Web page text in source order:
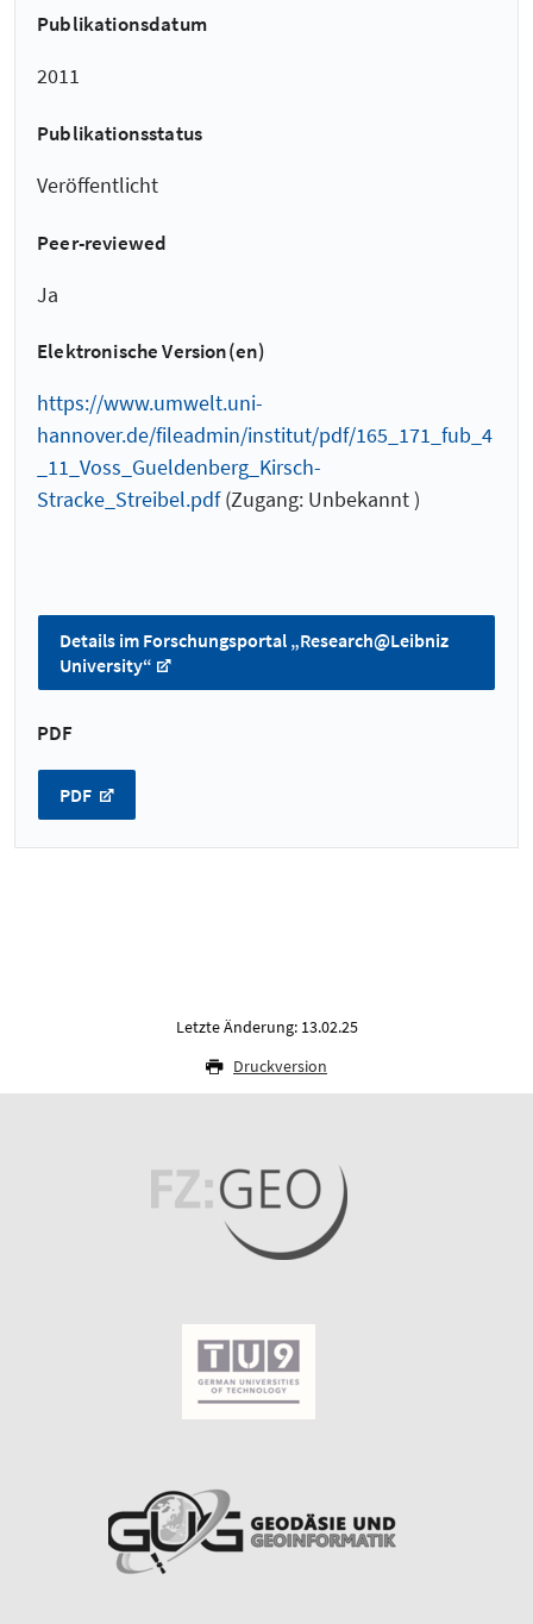
Publikationsdatum
2011
Publikationsstatus
Veröffentlicht
Peer-reviewed
Ja
Elektronische Version(en)
https://www.umwelt.uni-
hannover.de/fileadmin/institut/pdf/165_171_fub_4
_11_Voss_Gueldenberg_Kirsch-
Stracke_Streibel.pdf(Zugang: Unbekannt )
Details im Forschungsportal „Research@Leibniz
University“
PDF
PDF
Letzte Änderung: 13.02.25
Druckversion